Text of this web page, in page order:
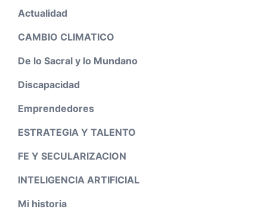
Actualidad
CAMBIO CLIMATICO
De lo Sacral y lo Mundano
Discapacidad
Emprendedores
ESTRATEGIA Y TALENTO
FE Y SECULARIZACION
INTELIGENCIA ARTIFICIAL
Mi historia